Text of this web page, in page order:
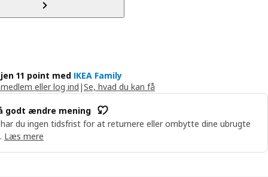
11 point med IKEA Family
eller log ind |Se, hvad du kan få
godt ændre mening
har du ingen tidsfrist for at returnere eller ombytte dine ubrugte
Læs mere